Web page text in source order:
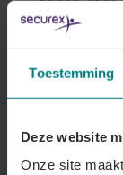
Toestemming
Deze website
Onze site
in de vorm